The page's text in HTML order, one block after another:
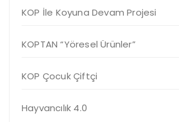
KOP İle Koyuna Devam Projesi
KOPTAN “Yöresel Ürünler”
KOP Çocuk Çiftçi
Hayvancılık 4.0